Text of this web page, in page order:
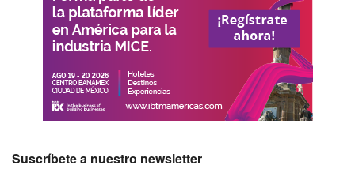
Suscríbete a nuestro newsletter